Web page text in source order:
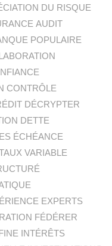
DU RISQUE
AUDIT
POPULAIRE
CONTRÔLE
DÉCRYPTER
DETTE
ÉCHÉANCE
VARIABLE
EXPERTS
FÉDÉRER
INTÉRÊTS